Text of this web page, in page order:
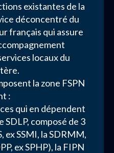
existantes de la
déconcentré du
français qui assure
locaux du
la zone FSPN
:
qui en dépendent
composé de 3
ex SSMI, la SDRMM,
ex SPHP), la FIPN